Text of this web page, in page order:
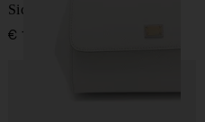
Sicily
€ 1.450,00